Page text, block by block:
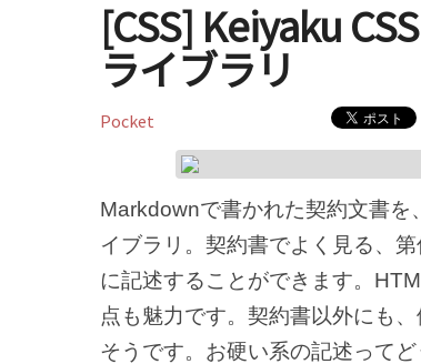
[CSS] Keiyaku
ライブラリ
Pocket
Markdownで書かれた契約文書を
イブラリ。契約書でよく見る、
に記述することができます。
点も魅力です。契約書以外にも
そうです。お硬い系の記述ってど